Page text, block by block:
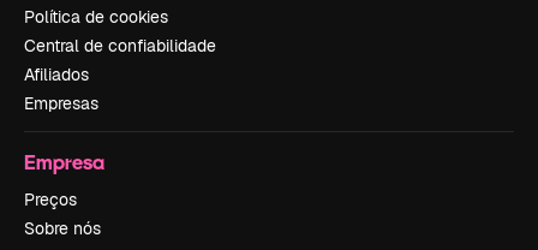
Política de cookies
Central de confiabilidade
Afiliados
Empresas
Empresa
Preços
Sobre nós